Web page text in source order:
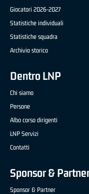
Giocatori 2026-2027
Statistiche individuali
Statistiche squadra
Archivio storico
Dentro LNP
Chi siamo
Persone
Albo corso dirigenti
LNP Servizi
Contatti
Sponsor &
Sponsor & Partner